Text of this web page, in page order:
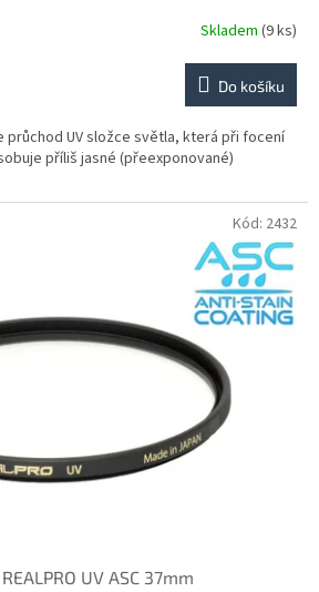
Skladem (9 ks)
Do košíku
průchod UV složce světla, která při focení
příliš jasné (přeexponované)
UV ASC 37mm
Kód: 2432